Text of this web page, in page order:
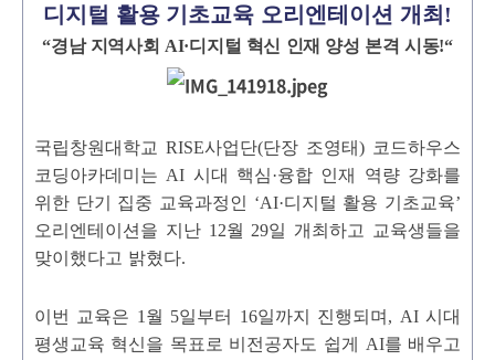
디지털 활용 기초교육 오리엔테이션 개최 !
“경남 지역사회 AI·디지털 혁신 인재 양성 본격 시동!“
국립창원대학교 RISE사업단(단장 조영태) 코드하우스
코딩아카데미는 AI 시대 핵심·융합 인재 역량 강화를
위한 단기 집중 교육과정인 ‘AI·디지털 활용 기초교육’
오리엔테이션을 지난 12월 29일 개최하고 교육생들을
맞이했다고 밝혔다.
이번 교육은 1 월 5일부터 16일까지 진행되며 , AI시대
평생교육 혁신을 목표로 비전공자도 쉽게 AI를 배우고